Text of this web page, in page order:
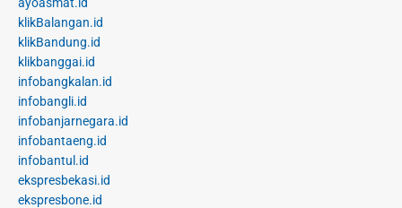
klikBalangan.id
klikBandung.id
klikbanggai.id
infobangkalan.id
infobangli.id
infobanjarnegara.id
infobantaeng.id
infobantul.id
ekspresbekasi.id
ekspresbone.id